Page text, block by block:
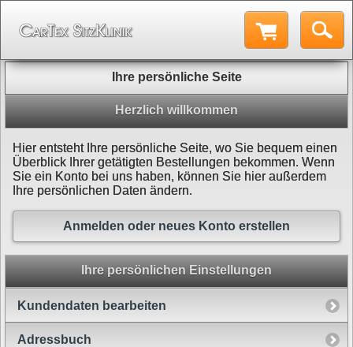
Ihre persönliche Seite
Herzlich willkommen
Hier entsteht Ihre persönliche Seite, wo Sie bequem einen
Überblick Ihrer getätigten Bestellungen bekommen. Wenn
Sie ein Konto bei uns haben, können Sie hier außerdem
Ihre persönlichen Daten ändern.
Anmelden oder neues Konto erstellen
Ihre persönlichen Einstellungen
Kundendaten bearbeiten
Adressbuch